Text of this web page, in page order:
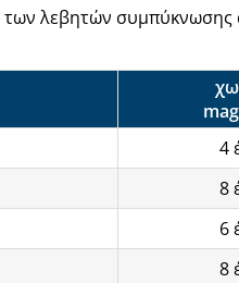
λεβητών συμπύκνωσης
4
8
6
8